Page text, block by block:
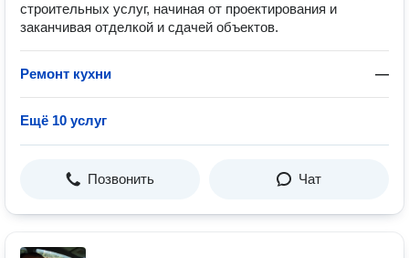
строительных услуг, начиная от проектирования и
заканчивая отделкой и сдачей объектов.
Ремонт кухни —
Ещё 10 услуг
Позвонить Чат